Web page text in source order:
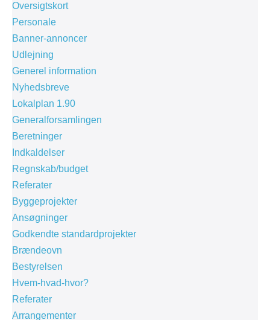
Oversigtskort
Personale
Banner-annoncer
Udlejning
Generel information
Nyhedsbreve
Lokalplan 1.90
Generalforsamlingen
Beretninger
Indkaldelser
Regnskab/budget
Referater
Byggeprojekter
Ansøgninger
Godkendte standardprojekter
Brændeovn
Bestyrelsen
Hvem-hvad-hvor?
Referater
Arrangementer